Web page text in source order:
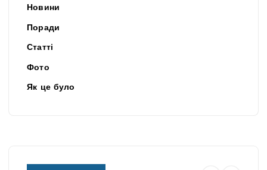
Новини
Поради
Статті
Фото
Як це було